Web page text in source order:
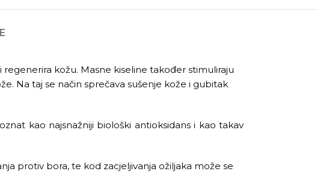
kožu. Masne kiseline također stimuliraju
Na taj se način sprečava sušenje kože i gubitak
kao najsnažniji biološki antioksidans i kao takav
protiv bora, te kod zacjeljivanja ožiljaka može se